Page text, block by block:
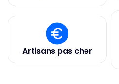
Artisans pas cher